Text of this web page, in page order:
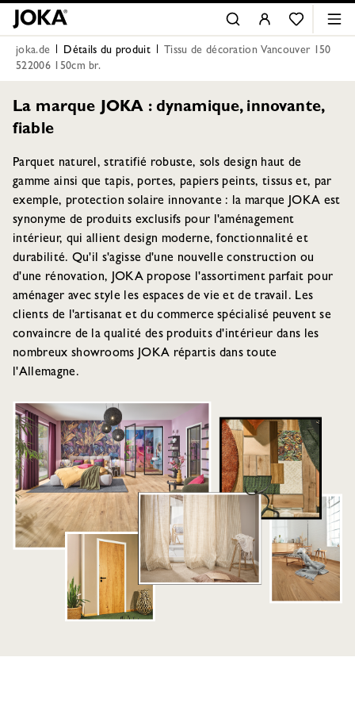
joka.de Détails du produit
Tissu de décoration Vancouver 150
522006 150cm br.
La marque JOKA : dynamique, innovante,
fiable
Parquet naturel, stratifié robuste, sols design haut de
gamme ainsi que tapis, portes, papiers peints, tissus et, par
exemple, protection solaire innovante : la marque JOKA est
synonyme de produits exclusifs pour l'aménagement
intérieur, qui allient design moderne, fonctionnalité et
durabilité. Qu'il s'agisse d'une nouvelle construction ou
d'une rénovation, JOKA propose l'assortiment parfait pour
aménager avec style les espaces de vie et de travail. Les
clients de l'artisanat et du commerce spécialisé peuvent se
convaincre de la qualité des produits d'intérieur dans les
nombreux showrooms JOKA répartis dans toute
l'Allemagne.